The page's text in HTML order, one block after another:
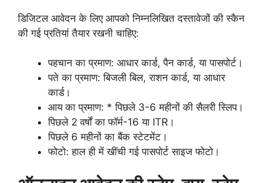
डिजिटल आवेदन के लिए आपको निम्नलिखित दस्तावेजों की स्कैन
की गई प्रतियां तैयार रखनी चाहिए:
पहचान का प्रमाण: आधार कार्ड, पैन कार्ड, या पासपोर्ट।
पते का प्रमाण: बिजली बिल, राशन कार्ड, या आधार
कार्ड।
आय का प्रमाण: * पिछले 3-6 महीनों की सैलरी स्लिप।
पिछले 2 वर्षों का फॉर्म-16 या ITR।
पिछले 6 महीनों का बैंक स्टेटमेंट।
फोटो: हाल ही में खींची गई पासपोर्ट साइज फोटो।